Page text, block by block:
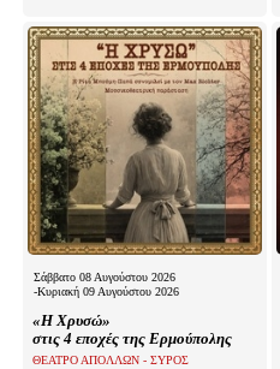
Σάββατο 08 Αυγούστου 2026
-Κυριακή 09 Αυγούστου 2026
«Η Χρυσώ»
στις 4 εποχές της Ερμούπολης
ΘΕΑΤΡΟ ΑΠΟΛΛΩΝ - ΣΥΡΟΣ